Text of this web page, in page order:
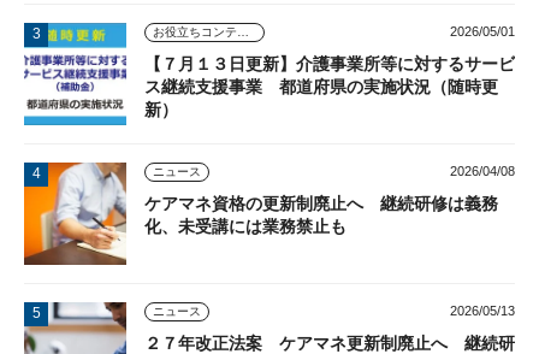
2026/05/01
【７月１３日更新】介護事業所等に対するサービ
ス継続支援事業 都道府県の実施状況（随時更
新）
ニュース 2026/04/08
ケアマネ資格の更新制廃止へ 継続研修は義務
化、未受講には業務禁止も
ニュース 2026/05/13
２７年改正法案 ケアマネ更新制廃止へ 継続研